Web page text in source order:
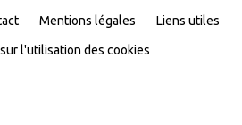
Mentions légales Liens utiles
l'utilisation des cookies